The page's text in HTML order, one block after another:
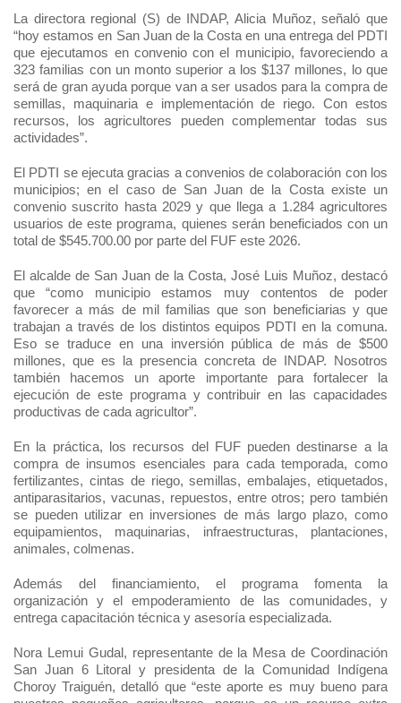
La directora regional (S) de INDAP, Alicia Muñoz, señaló que
“hoy estamos en San Juan de la Costa en una entrega del PDTI
que ejecutamos en convenio con el municipio, favoreciendo a
323 familias con un monto superior a los $137 millones, lo que
será de gran ayuda porque van a ser usados para la compra de
semillas, maquinaria e implementación de riego. Con estos
recursos, los agricultores pueden complementar todas sus
actividades”.
El PDTI se ejecuta gracias a convenios de colaboración con los
municipios; en el caso de San Juan de la Costa existe un
convenio suscrito hasta 2029 y que llega a 1.284 agricultores
usuarios de este programa, quienes serán beneficiados con un
total de $545.700.00 por parte del FUF este 2026.
El alcalde de San Juan de la Costa, José Luis Muñoz, destacó
que “como municipio estamos muy contentos de poder
favorecer a más de mil familias que son beneficiarias y que
trabajan a través de los distintos equipos PDTI en la comuna.
Eso se traduce en una inversión pública de más de $500
millones, que es la presencia concreta de INDAP. Nosotros
también hacemos un aporte importante para fortalecer la
ejecución de este programa y contribuir en las capacidades
productivas de cada agricultor”.
En la práctica, los recursos del FUF pueden destinarse a la
compra de insumos esenciales para cada temporada, como
fertilizantes, cintas de riego, semillas, embalajes, etiquetados,
antiparasitarios, vacunas, repuestos, entre otros; pero también
se pueden utilizar en inversiones de más largo plazo, como
equipamientos, maquinarias, infraestructuras, plantaciones,
animales, colmenas.
Además del financiamiento, el programa fomenta la
organización y el empoderamiento de las comunidades, y
entrega capacitación técnica y asesoría especializada.
Nora Lemui Gudal, representante de la Mesa de Coordinación
San Juan 6 Litoral y presidenta de la Comunidad Indígena
Choroy Traiguén, detalló que “este aporte es muy bueno para